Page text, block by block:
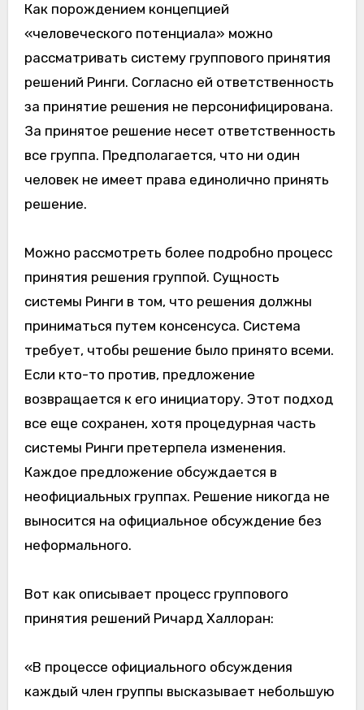
Как порождением концепцией
«человеческого потенциала» можно
рассматривать систему группового принятия
решений Ринги. Согласно ей ответственность
за принятие решения не персонифицирована.
За принятое решение несет ответственность
все группа. Предполагается, что ни один
человек не имеет права единолично принять
решение.
Можно рассмотреть более подробно процесс
принятия решения группой. Сущность
системы Ринги в том, что решения должны
приниматься путем консенсуса. Система
требует, чтобы решение было принято всеми.
Если кто-то против, предложение
возвращается к его инициатору. Этот подход
все еще сохранен, хотя процедурная часть
системы Ринги претерпела изменения.
Каждое предложение обсуждается в
неофициальных группах. Решение никогда не
выносится на официальное обсуждение без
неформального.
Вот как описывает процесс группового
принятия решений Ричард Халлоран:
«В процессе официального обсуждения
каждый член группы высказывает небольшую